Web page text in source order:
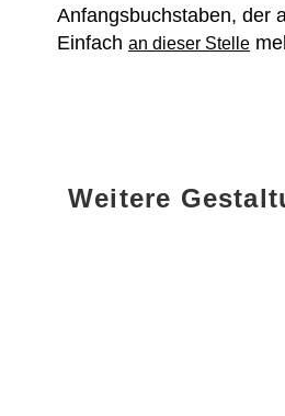
Anfangsbuchstaben, der
Einfach an dieser Stelle
Weitere